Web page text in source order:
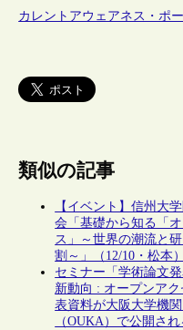
カレントアウェアネス・ポ
類似の記事
【イベント】信州大
会「基礎から知る「
ス」～世界の潮流と
割～」（12/10・松本）
セミナー「学術論文
新動向 : オープンア
表資料が大阪大学機
（OUKA）で公開され